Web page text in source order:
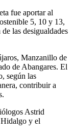
fue aportar al
5, 10 y 13,
las desigualdades
Manzanillo de
de Abangares. El
según las
contribuir a
Astrid
y el